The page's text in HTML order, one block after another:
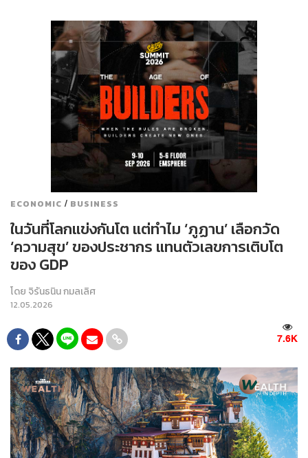
ECONOMIC / BUSINESS
ในวันที่โลกแข่งกันโต แต่ทำไม ‘ภูฏาน’ เลือกวัด
‘ความสุข’ ของประชากร แทนตัวเลขการเติบโต
ของ GDP
โดย จิรันธนิน กมลเลิศ
12.05.2026
7.6K